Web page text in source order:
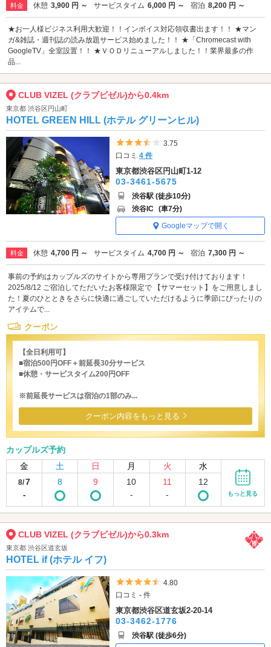
料金 休憩 3,900 円 ～ サービスタイム 6,000 円 ～ 宿泊 8,200 円 ～
★お一人様ビジネス利用大歓迎！！インボイス対応領収書出ます！！ ★マン
ガ&雑誌・週刊誌の読み放題サービス始めました！！ ★「Chromecast with
GoogleTV」全室設置！！ ★ＶＯＤリニューアルしました！！業界最多の作
品...
CLUB VIZEL (クラブビゼル)から0.4km
東京都 渋谷区円山町
HOTEL GREEN HILL (ホテル グリーンヒル)
5つ星のうち3.5
3.75
口コミ4 件
東京都渋谷区円山町1-12
03-3461-5675
渋谷駅 (徒歩10分)
渋谷IC (車7分)
Googleマップで開く
料金 休憩 4,700 円 ～ サービスタイム 4,700 円 ～ 宿泊 7,300 円 ～
事前の予約はカップルズのサイトから専用プランで受け付けております！
2025/8/12 ご宿泊してただいたお客様限定で 【サマーセット】をご用意しまし
た！夏のひとときをさらに快適に過ごしていただけるように季節にぴったりの
アイテムで...
クーポン
【全日利用可】
■宿泊500円OFF＋前延長30分サービス
■休憩・サービスタイム200円OFF
※前延長サービスは宿泊の1部のみ...
クーポン内容をもっと見る
カップルズ予約
金
土 日 月 火 水
8/7
-
8 9
10
-
11
-
12
もっと見る
CLUB VIZEL (クラブビゼル)から0.3km
東京都 渋谷区道玄坂
HOTEL if (ホテル イフ)
5つ星のうち4.5
4.80
口コミ - 件
東京都渋谷区道玄坂2-20-14
03-3462-1776
渋谷駅 (徒歩6分)